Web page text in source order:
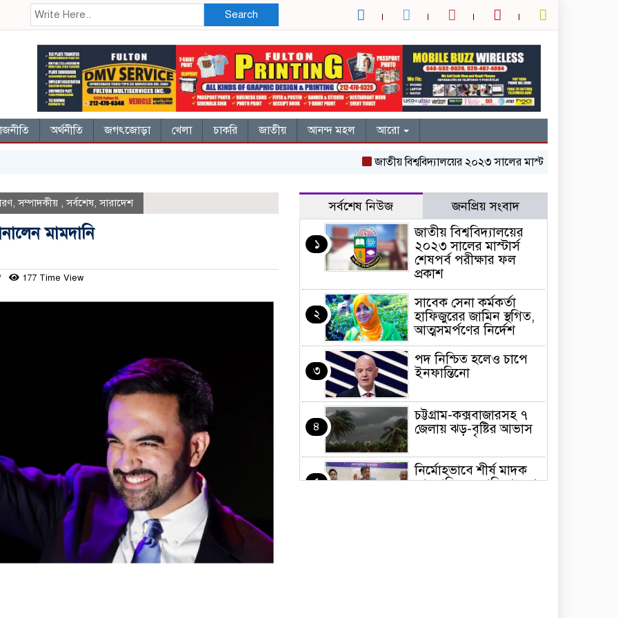
Search
অর্থনীতি জগৎজোড়া খেলা চাকরি জাতীয় আনন্দ মহল আরো
জাতীয় বিশ্ববিদ্যালয়ের ২০২৩ সালের মাস্টার্স শেষপর্ব পরীক্ষার ফল
,সম্পাদকীয় ,সর্বশেষ,সারাদেশ
মামদানি
177 Time View
সর্বশেষ নিউজ জনপ্রিয় সংবাদ
১
জাতীয় বিশ্ববিদ্যালয়ের
২০২৩ সালের মাস্টার্স
শেষপর্ব পরীক্ষার ফল
প্রকাশ
২
সাবেক সেনা কর্মকর্তা
হাফিজুরের জামিন স্থগিত,
আত্মসমর্পণের নির্দেশ
৩
পদ নিশ্চিত হলেও চাপে
ইনফান্তিনো
৪
চট্টগ্রাম-কক্সবাজারসহ ৭
জেলায় ঝড়-বৃষ্টির আভাস
৫
নির্মোহভাবে শীর্ষ মাদক
কারবারিদের তালিকা করা